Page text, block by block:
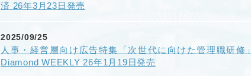
済 26年3月23日発売
2025/09/25
人事・経営層向け広告特集「次世代に向けた管理職研修」
Diamond WEEKLY 26年1月19日発売